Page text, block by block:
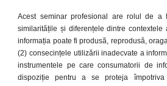
Acest seminar profesional are rolul de a
similaritățile și diferențele dintre
informația poate fi produsă, reprodusă,
(2) consecințele utilizării inadecvate a
instrumentele pe care consumatorii de
dispoziție pentru a se proteja împotriva